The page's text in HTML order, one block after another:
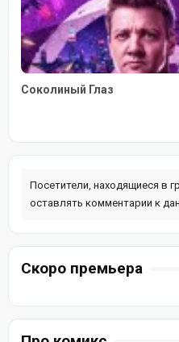
Соколиный Глаз
Посетители, находящиеся в
оставлять комментарии к
Скоро премьера